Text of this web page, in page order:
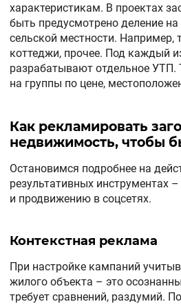
характеристикам. В проектах
быть предусмотрено деление
сельской местности. Например,
коттеджи, прочее. Под каждый
разрабатывают отдельное УТП.
на группы по цене,
Как рекламировать
недвижимость, чтобы
Остановимся подробнее на
результативных инструментах
и продвижению в соцсетях.
Контекстная реклама
При настройке кампаний
жилого объекта – это
требует сравнений, раздумий.